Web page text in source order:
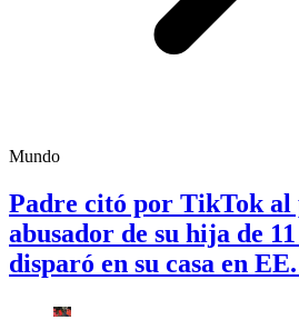
Mundo
Padre citó por TikTok al
abusador de su hija de
disparó en su casa en